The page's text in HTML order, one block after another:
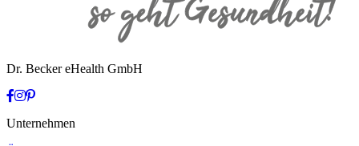
Dr. Becker eHealth GmbH
Unternehmen